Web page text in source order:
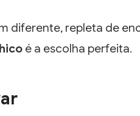
diferente, repleta de
é a escolha perfeita.